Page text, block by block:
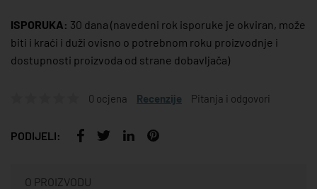
ISPORUKA: 30 dana (navedeni rok isporuke je okviran, može
biti i kraći i duži ovisno o potrebnom roku proizvodnje i
dostupnosti proizvoda od strane dobavljača)
0 ocjena Recenzije Pitanja i odgovori
PODIJELI:
O PROIZVODU